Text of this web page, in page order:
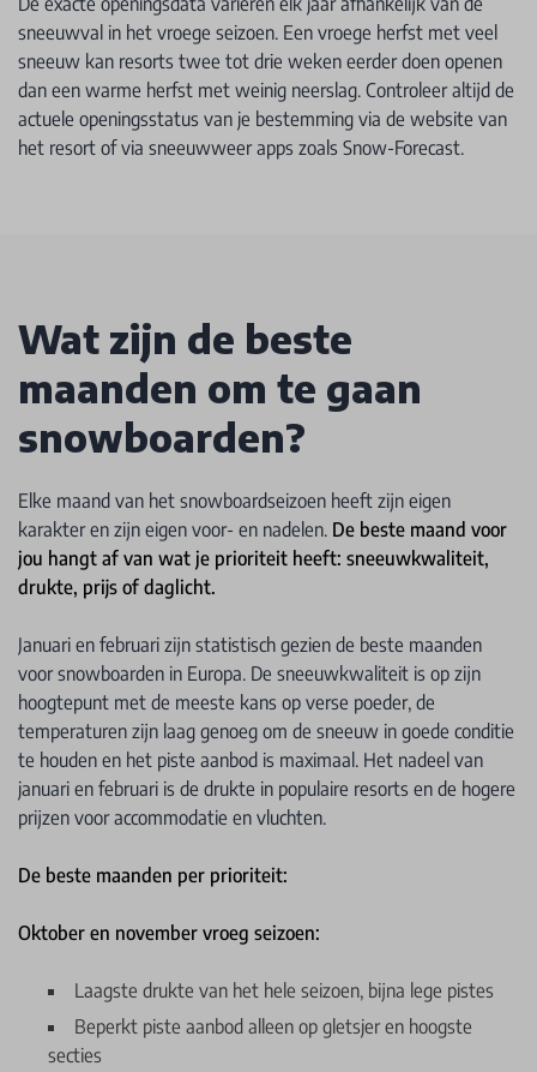
sneeuwval in het vroege seizoen. Een vroege herfst met veel
sneeuw kan resorts twee tot drie weken eerder doen openen
dan een warme herfst met weinig neerslag. Controleer altijd de
actuele openingsstatus van je bestemming via de website van
het resort of via sneeuwweer apps zoals Snow-Forecast.
Wat zijn de beste
maanden om te gaan
snowboarden?
Elke maand van het snowboardseizoen heeft zijn eigen
karakter en zijn eigen voor- en nadelen. De beste maand voor
jou hangt af van wat je prioriteit heeft: sneeuwkwaliteit,
drukte, prijs of daglicht.
Januari en februari zijn statistisch gezien de beste maanden
voor snowboarden in Europa. De sneeuwkwaliteit is op zijn
hoogtepunt met de meeste kans op verse poeder, de
temperaturen zijn laag genoeg om de sneeuw in goede conditie
te houden en het piste aanbod is maximaal. Het nadeel van
januari en februari is de drukte in populaire resorts en de hogere
prijzen voor accommodatie en vluchten.
De beste maanden per prioriteit:
Oktober en november vroeg seizoen:
Laagste drukte van het hele seizoen, bijna lege pistes
Beperkt piste aanbod alleen op gletsjer en hoogste
secties